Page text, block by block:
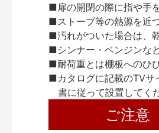
■扉の開閉の際に指や手
■ストーブ等の熱源を近
■汚れがついた場合は、
■シンナー・ベンジンな
■耐荷重とは棚板へのひ
■カタログに記載のTVサ
書に従って設置してく
ご注意